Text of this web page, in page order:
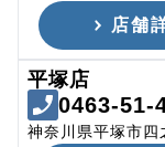
店舗
平塚店
0463-51-
神奈川県平塚市四